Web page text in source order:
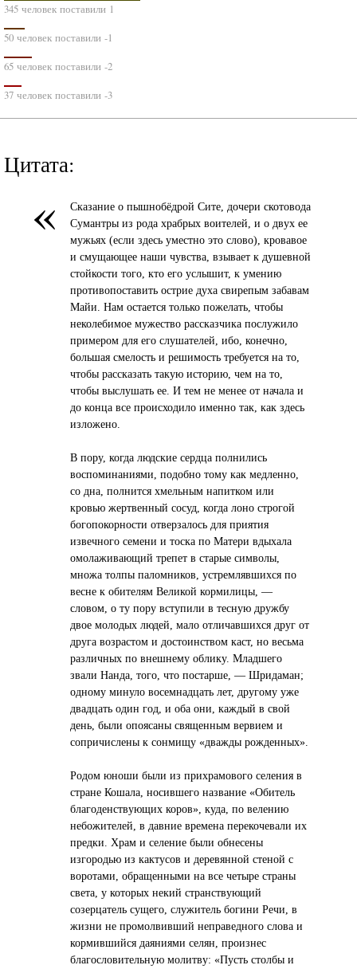
345 человек поставили 1
50 человек поставили -1
65 человек поставили -2
37 человек поставили -3
Цитата:
«
Сказание о пышнобёдрой Сите, дочери скотовода
Сумантры из рода храбрых воителей, и о двух ее
мужьях (если здесь уместно это слово), кровавое
и смущающее наши чувства, взывает к душевной
стойкости того, кто его услышит, к умению
противопоставить острие духа свирепым забавам
Майи. Нам остается только пожелать, чтобы
неколебимое мужество рассказчика послужило
примером для его слушателей, ибо, конечно,
большая смелость и решимость требуется на то,
чтобы рассказать такую историю, чем на то,
чтобы выслушать ее. И тем не менее от начала и
до конца все происходило именно так, как здесь
изложено.
В пору, когда людские сердца полнились
воспоминаниями, подобно тому как медленно,
со дна, полнится хмельным напитком или
кровью жертвенный сосуд, когда лоно строгой
богопокорности отверзалось для приятия
извечного семени и тоска по Матери вдыхала
омолаживающий трепет в старые символы,
множа толпы паломников, устремлявшихся по
весне к обителям Великой кормилицы, —
словом, о ту пору вступили в тесную дружбу
двое молодых людей, мало отличавшихся друг от
друга возрастом и достоинством каст, но весьма
различных по внешнему облику. Младшего
звали Нанда, того, что постарше, — Шридаман;
одному минуло восемнадцать лет, другому уже
двадцать один год, и оба они, каждый в свой
день, были опоясаны священным вервием и
сопричислены к сонмищу «дважды рожденных».
Родом юноши были из прихрамового селения в
стране Кошала, носившего название «Обитель
благоденствующих коров», куда, по велению
небожителей, в давние времена перекочевали их
предки. Храм и селение были обнесены
изгородью из кактусов и деревянной стеной с
воротами, обращенными на все четыре страны
света, у которых некий странствующий
созерцатель сущего, служитель богини Речи, в
жизни не промолвивший неправедного слова и
кормившийся даяниями селян, произнес
благословительную молитву: «Пусть столбы и